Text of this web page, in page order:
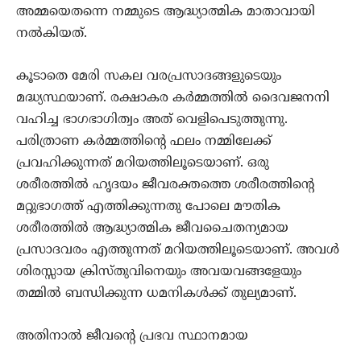
അമ്മയെതന്നെ നമ്മുടെ ആദ്ധ്യാത്മിക മാതാവായി
നല്‍കിയത്.
കൂടാതെ മേരി സകല വരപ്രസാദങ്ങളുടെയും
മദ്ധ്യസ്ഥയാണ്. രക്ഷാകര കർമ്മത്തിൽ ദൈവജനനി
വഹിച്ച ഭാഗഭാഗിത്വം അത് വെളിപെടുത്തുന്നു.
പരിത്രാണ കര്‍മ്മത്തിന്‍റെ ഫലം നമ്മിലേക്ക്
പ്രവഹിക്കുന്നത് മറിയത്തിലൂടെയാണ്. ഒരു
ശരീരത്തില്‍ ഹൃദയം ജീവരക്തത്തെ ശരീരത്തിന്‍റെ
മറ്റുഭാഗത്ത് എത്തിക്കുന്നതു പോലെ മൗതിക
ശരീരത്തില്‍ ആദ്ധ്യാത്മിക ജീവചൈതന്യമായ
പ്രസാദവരം എത്തുന്നത് മറിയത്തിലൂടെയാണ്. അവള്‍
ശിരസ്സായ ക്രിസ്തുവിനെയും അവയവങ്ങളേയും
തമ്മില്‍ ബന്ധിക്കുന്ന ധമനികൾക്ക് തുല്യമാണ്.
അതിനാല്‍ ജീവന്‍റെ പ്രഭവ സ്ഥാനമായ